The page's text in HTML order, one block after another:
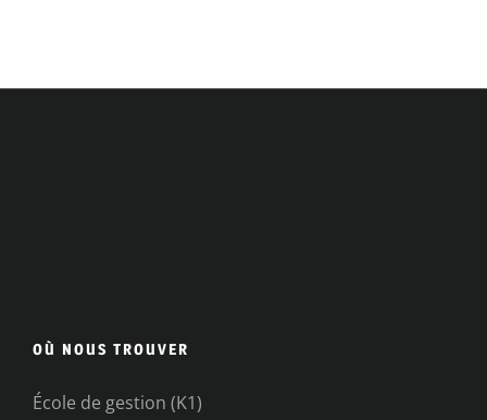
OÙ NOUS TROUVER
École de gestion (K1)